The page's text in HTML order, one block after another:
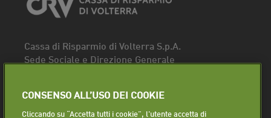
Cassa di Risparmio di Volterra S.p.A.
Sede Sociale e Direzione Generale
Fax. 0588 86940
CONSENSO ALL’USO DEI COOKIE
Cliccando su “Accetta tutti i cookie”, l'utente accetta di